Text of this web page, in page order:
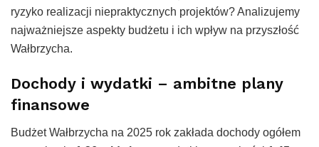
ryzyko realizacji niepraktycznych projektów? Analizujemy
najważniejsze aspekty budżetu i ich wpływ na przyszłość
Wałbrzycha.
Dochody i wydatki – ambitne plany
finansowe
Budżet Wałbrzycha na 2025 rok zakłada dochody ogółem